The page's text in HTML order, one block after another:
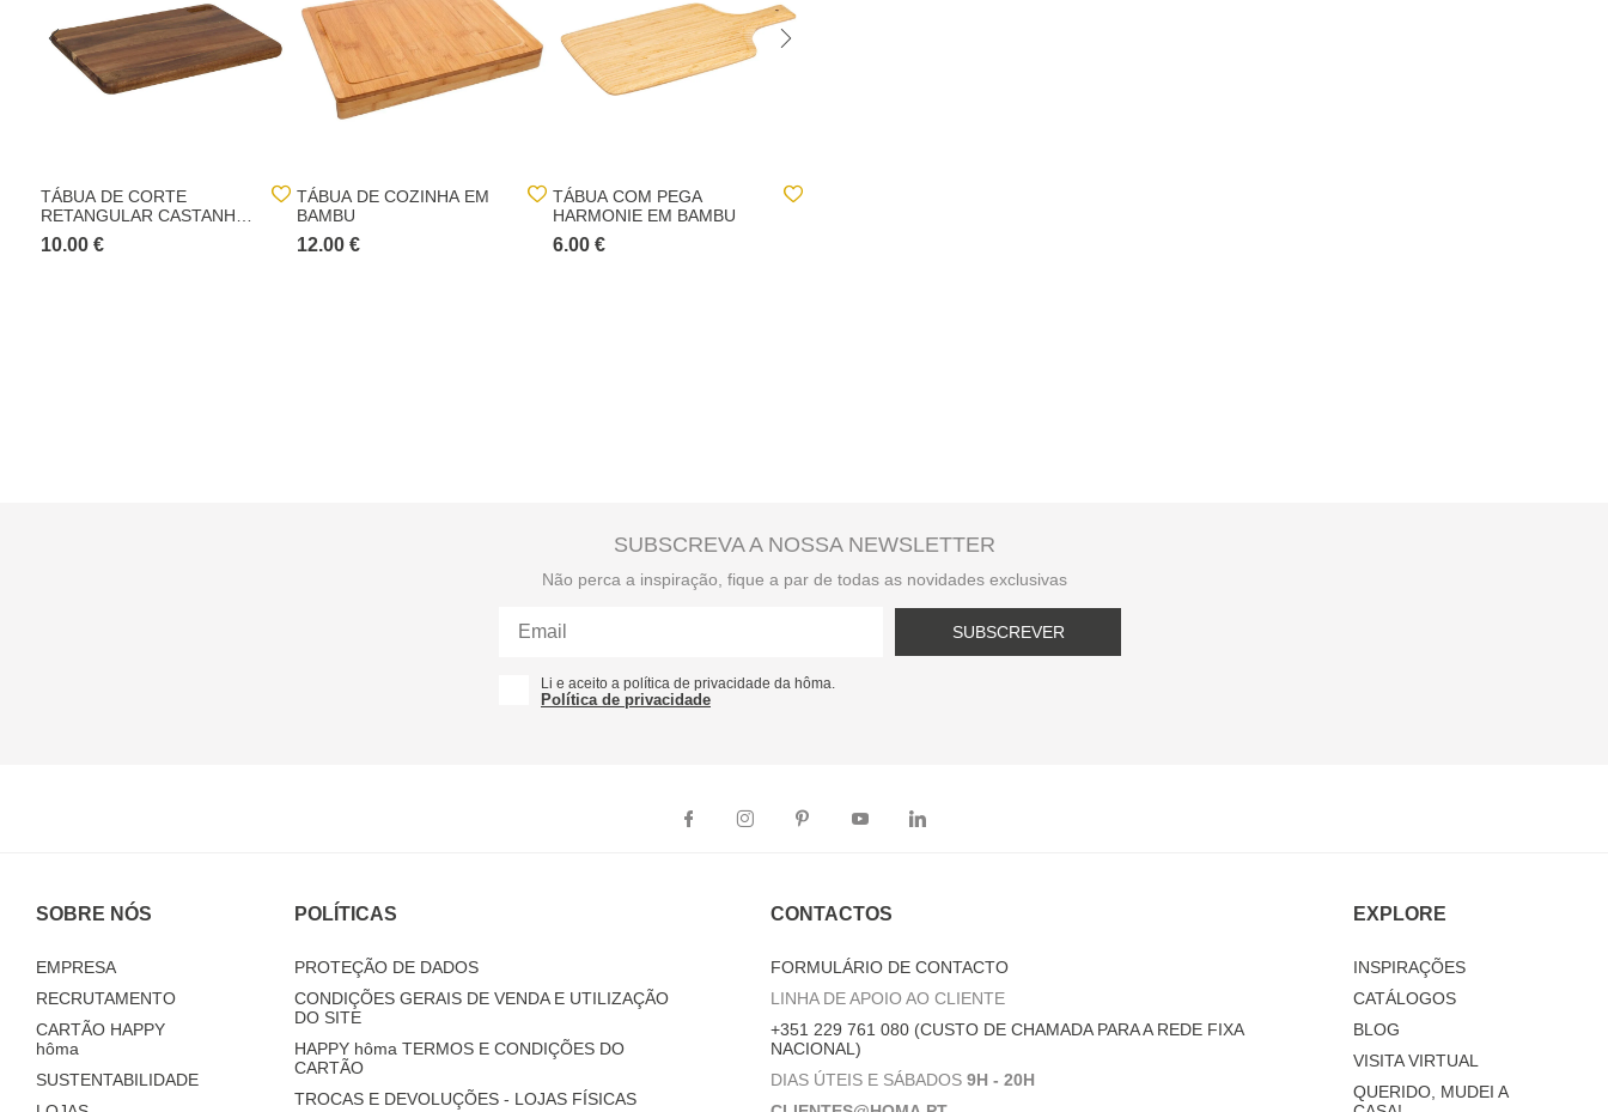
TÁBUA DE CORTE
RETANGULAR CASTANHA
DE MADEIRA ACÁCIA
35X25CM
10.00 €
TÁBUA DE COZINHA EM
BAMBU
12.00 €
TÁBUA COM PEGA
HARMONIE EM BAMBU
6.00 €
SUBSCREVA A NOSSA NEWSLETTER
Não perca a inspiração, fique a par de todas as novidades exclusivas
SUBSCREVER
Li e aceito a política de privacidade da hôma.
Política de privacidade
SOBRE NÓS
EMPRESA
RECRUTAMENTO
CARTÃO HAPPY
hôma
SUSTENTABILIDADE
POLÍTICAS
PROTEÇÃO DE DADOS
CONDIÇÕES GERAIS DE VENDA E UTILIZAÇÃO
DO SITE
HAPPY hôma TERMOS E CONDIÇÕES DO
CARTÃO
TROCAS E DEVOLUÇÕES - LOJAS FÍSICAS
CONTACTOS
FORMULÁRIO DE CONTACTO
LINHA DE APOIO AO CLIENTE
+351 229 761 080 (CUSTO DE CHAMADA PARA A REDE FIXA
NACIONAL)
DIAS ÚTEIS E SÁBADOS 9H - 20H
EXPLORE
INSPIRAÇÕES
CATÁLOGOS
BLOG
VISITA VIRTUAL
QUERIDO, MUDEI A